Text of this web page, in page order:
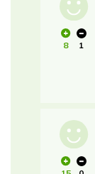
8 1